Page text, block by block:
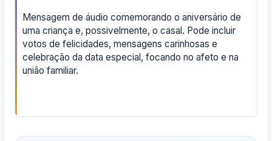
Mensagem de áudio comemorando o aniversário de
uma criança e, possivelmente, o casal. Pode incluir
votos de felicidades, mensagens carinhosas e
celebração da data especial, focando no afeto e na
união familiar.